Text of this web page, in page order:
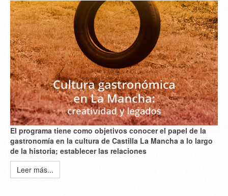
El programa tiene como objetivos conocer el papel de la
gastronomía en la cultura de Castilla La Mancha a lo largo
de la historia; establecer las relaciones
Leer más...